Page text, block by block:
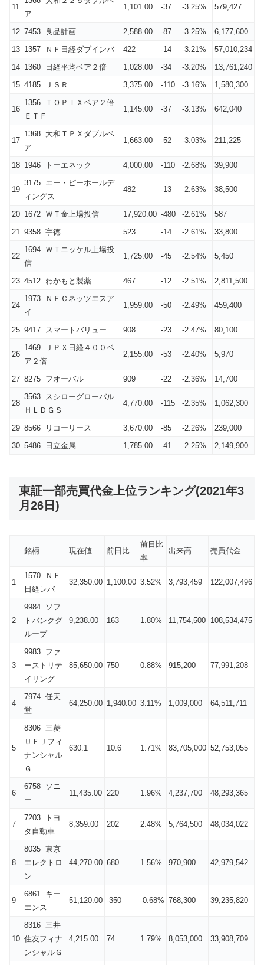
11
ア
1,101.00 -37 -3.25% 579,427
12 7453 良品計画 2,588.00 -87 -3.25%
6,177,600
13 1357 ＮＦ日経ダブインバ 422 -14 -3.21%
57,010,234
14 1360 日経平均ベア２倍 1,028.00 -34 -3.20%
13,761,240
15 4185 ＪＳＲ 3,375.00 -110 -3.16% 1,580,300
16
1356 ＴＯＰＩＸベア２倍
ＥＴＦ
1,145.00 -37 -3.13% 642,040
17
1368 大和ＴＰＸダブルベ
ア
1,663.00 -52 -3.03% 211,225
18 1946 トーエネック 4,000.00 -110 -2.68% 39,900
19
3175 エー・ピーホールデ
ィングス
482 -13 -2.63% 38,500
20 1672 ＷＴ金上場投信 17,920.00 -480 -2.61%
587
21
9358 宇徳 523 -14 -2.61% 33,800
22
1694 ＷＴニッケル上場投
信
1,725.00 -45 -2.54% 5,450
23 4512 わかもと製薬 467 -12 -2.51% 2,811,500
24
1973 ＮＥＣネッツエスア
イ
1,959.00 -50 -2.49% 459,400
25 9417 スマートバリュー 908 -23 -2.47% 80,100
26
1469 ＪＰＸ日経４００ベ
ア２倍
2,155.00 -53 -2.40% 5,970
27 8275 フオーバル 909 -22 -2.36% 14,700
28
3563 スシローグローバル
ＨＬＤＧＳ
4,770.00 -115 -2.35% 1,062,300
29 8566 リコーリース 3,670.00 -85 -2.26%
239,000
30 5486 日立金属 1,785.00 -41 -2.25% 2,149,900
東証一部売買代金上位ランキング(2021年3
月26日)
銘柄 現在値 前日比
前日比
率
出来高 売買代金
1
1570 ＮＦ
日経レバ
32,350.00 1,100.00 3.52% 3,793,459 122,007,496
2
9984 ソフ
トバンクグ
ループ
9,238.00 163 1.80% 11,754,500 108,534,475
3
9983 ファ
ーストリテ
イリング
85,650.00 750 0.88% 915,200 77,991,208
4
7974 任天
堂
64,250.00 1,940.00 3.11% 1,009,000 64,511,711
5
8306 三菱
ＵＦＪフィ
ナンシャル
Ｇ
630.1 10.6 1.71% 83,705,000 52,753,055
6
6758 ソニ
ー
11,435.00 220 1.96% 4,237,700 48,293,365
7
7203 トヨ
タ自動車
8,359.00 202 2.48% 5,764,500 48,034,022
8
8035 東京
エレクトロ
ン
44,270.00 680 1.56% 970,900 42,979,542
9
6861 キー
エンス
51,120.00 -350 -0.68% 768,300 39,235,820
10
8316 三井
住友フィナ
ンシャルＧ
4,215.00 74 1.79% 8,053,000 33,908,709